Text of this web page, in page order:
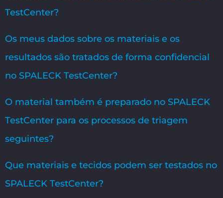
TestCenter?
Os meus dados sobre os materiais e os
resultados são tratados de forma confidencial
no SPALECK TestCenter?
O material também é preparado no SPALECK
TestCenter para os processos de triagem
seguintes?
Que materiais e tecidos podem ser testados no
SPALECK TestCenter?